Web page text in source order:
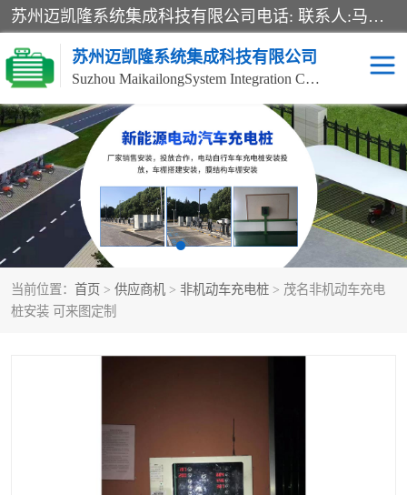
苏州迈凯隆系统集成科技有限公司电话: 联系人:马杰森 销售安装视频监控、报警系统、电话交换机、门禁考勤、巡更系统、呼叫对讲系统、停车场道闸、智能家居、广播系统、综合布线、办公设备、电子商务软件、网络工程、酒店门锁系列 系统集成、VOD视频点播、LED显示屏、节能产品、USP电源、收银机等弱电及智能化项目。
苏州迈凯隆系统集成科技有限公司
Suzhou MaikailongSystem Integration Co., Ltd.
当前位置： 首页 > 供应商机 > 非机动车充电桩 > 茂名非机动车充电
桩安装 可来图定制
非机动车充电桩 电瓶车充电桩
电动自行车充电桩 两轮电动车充电桩
充电桩